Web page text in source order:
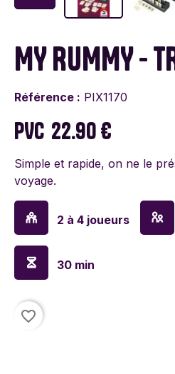
MY RUMMY -
Référence : PIX1170
PVC 22.90 €
Simple et rapide, on ne le
voyage.
2 à 4 joueurs
30 min
favorite_border